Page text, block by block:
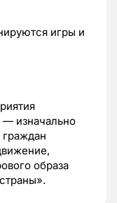
игры и
— изначально
граждан
образа